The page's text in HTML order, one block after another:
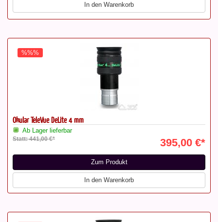
In den Warenkorb
%%%
Okular TeleVue DeLite 4 mm
Ab Lager lieferbar
Statt: 441,00 €* 395,00 €*
Zum Produkt
In den Warenkorb